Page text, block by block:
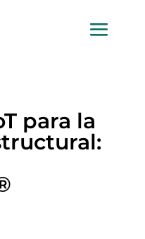
para la